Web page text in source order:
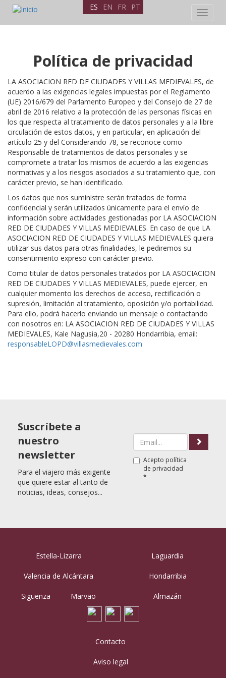
principal
Toggle
ES EN FR PT
Política de privacidad
LA ASOCIACION RED DE CIUDADES Y VILLAS MEDIEVALES, de
acuerdo a las exigencias legales impuestas por el Reglamento
(UE) 2016/679 del Parlamento Europeo y del Consejo de 27 de
abril de 2016 relativo a la protección de las personas físicas en
los que respecta al tratamiento de datos personales y a la libre
circulación de estos datos, y en particular, en aplicación del
artículo 25 y del Considerando 78, se reconoce como
Responsable de tratamientos de datos personales y se
compromete a tratar los mismos de acuerdo a las exigencias
normativas y a los riesgos asociados a su tratamiento que, con
carácter previo, se han identificado.
Los datos que nos suministre serán tratados de forma
confidencial y serán utilizados únicamente para el envío de
información sobre actividades gestionadas por LA ASOCIACION
RED DE CIUDADES Y VILLAS MEDIEVALES. En caso de que LA
ASOCIACION RED DE CIUDADES Y VILLAS MEDIEVALES quiera
utilizar sus datos para otras finalidades, le pediremos su
consentimiento expreso con carácter previo.
Como titular de datos personales tratados por LA ASOCIACION
RED DE CIUDADES Y VILLAS MEDIEVALES, puede ejercer, en
cualquier momento los derechos de acceso, rectificación o
supresión, limitación al tratamiento, oposición y/o portabilidad.
Para ello, podrá hacerlo enviando un mensaje o contactando
con nosotros en: LA ASOCIACION RED DE CIUDADES Y VILLAS
MEDIEVALES, Kale Nagusia,20 - 20280 Hondarribia, email:
responsableLOPD@villasmedievales.com
Suscríbete a
nuestro
newsletter
Para el viajero más exigente
que quiere estar al tanto de
noticias, ideas, consejos...
Acepto política
de privacidad
*
Estella-Lizarra
Valencia de Alcántara
Sigüenza Marvão
Laguardia
Hondarribia
Almazán
Contacto
Aviso legal